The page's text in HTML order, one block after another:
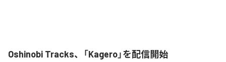
Oshinobi Tracks、「Kagero」を配信開始